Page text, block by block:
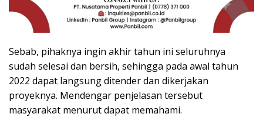
Sebab, pihaknya ingin akhir tahun ini seluruhnya
sudah selesai dan bersih, sehingga pada awal tahun
2022 dapat langsung ditender dan dikerjakan
proyeknya. Mendengar penjelasan tersebut
masyarakat menurut dapat memahami.